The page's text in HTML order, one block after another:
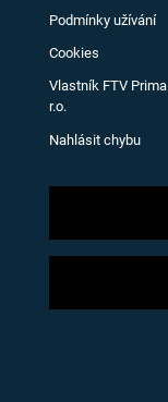
Podmínky užívání
Cookies
Vlastník FTV
r.o.
Nahlásit chybu